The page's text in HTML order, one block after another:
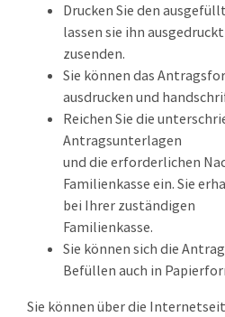
Drucken Sie den
lassen sie ihn
zusenden.
Sie können das
ausdrucken und
Reichen Sie die
Antragsunterlagen
und die erforderlichen
Familienkasse ein. Sie
bei Ihrer zuständigen
Familienkasse.
Sie können sich die
Befüllen auch in
Sie können über die